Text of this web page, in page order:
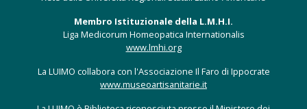
Membro Istituzionale della L.M.H.I.
Liga Medicorum Homeopatica Internationalis
www.lmhi.org
La LUIMO collabora con l'Associazione Il Faro di Ippocrate
www.museoartisanitarie.it